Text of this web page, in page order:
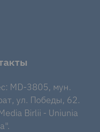
MD-3805, мун.
ул. Победы, 62.
Birlii - Uniunia